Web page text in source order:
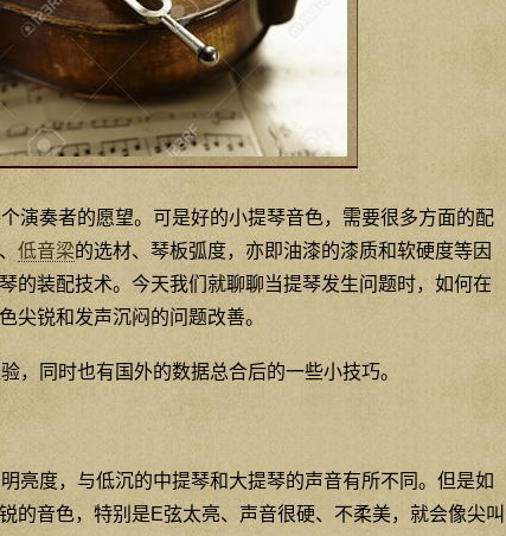
演奏者的愿望。可是好的小提琴音色，需要很多方面的配
低音梁的选材、琴板弧度，亦即油漆的漆质和软硬度等因
的装配技术。今天我们就聊聊当提琴发生问题时，如何在
尖锐和发声沉闷的问题改善。
，同时也有国外的数据总合后的一些小技巧。
亮度，与低沉的中提琴和大提琴的声音有所不同。但是如
的音色，特别是E弦太亮、声音很硬、不柔美，就会像尖叫